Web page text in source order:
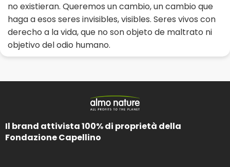
no existieran. Queremos un cambio, un cambio que
haga a esos seres invisibles, visibles. Seres vivos con
derecho a la vida, que no son objeto de maltrato ni
objetivo del odio humano.
Il brand attivista 100% di proprietà della
Fondazione Capellino